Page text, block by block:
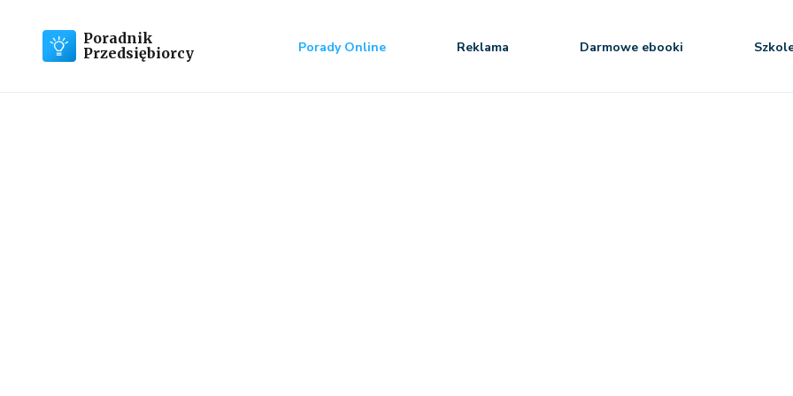
Poradnik
Przedsiębiorcy
Porady Online Reklama Darmowe ebooki